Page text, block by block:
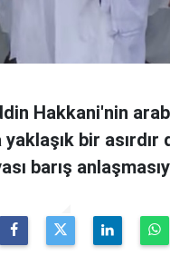
Hakkani'nin
bir asırdır
barış